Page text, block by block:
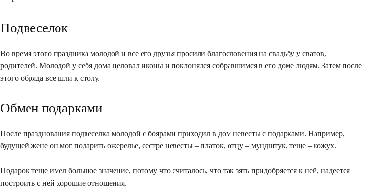
Подвеселок
Во время этого праздника молодой и все его друзья просили благословения на свадьбу у сватов,
родителей. Молодой у себя дома целовал иконы и поклонялся собравшимся в его доме людям. Затем после
этого обряда все шли к столу.
Обмен подарками
После празднования подвеселка молодой с боярами приходил в дом невесты с подарками. Например,
будущей жене он мог подарить ожерелье, сестре невесты – платок, отцу – мундштук, теще – кожух.
Подарок теще имел большое значение, потому что считалось, что так зять придобряется к ней, надеется
построить с ней хорошие отношения.